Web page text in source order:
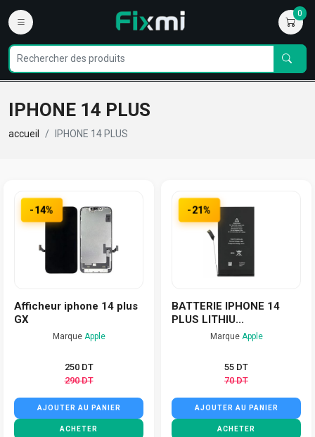
0
IPHONE 14 PLUS
accueil IPHONE 14 PLUS
-14%
Afficheur iphone 14 plus
GX
Marque Apple
250 DT
290 DT
AJOUTER AU PANIER
ACHETER
-21%
BATTERIE IPHONE 14
PLUS LITHIU...
Marque Apple
55 DT
70 DT
AJOUTER AU PANIER
ACHETER